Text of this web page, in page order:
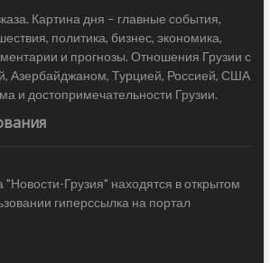
Картина дня – главные события,
политика, бизнес, экономика,
и прогнозы. Отношения Грузии с
Азербайджаном, Турцией, Россией, США
и достопримечательности Грузии.
Грузия" находятся в открытом
гиперссылка на портал